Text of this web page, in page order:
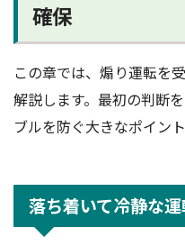
確保
この章では、煽り運転を
解説します。最初の判断
ブルを防ぐ大きなポイント
落ち着いて冷静な